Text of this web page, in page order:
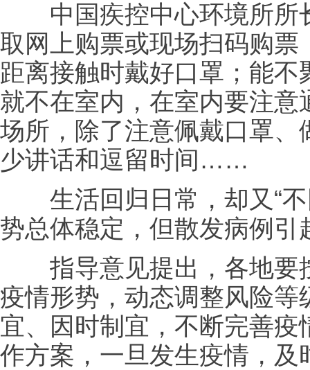
中国疾控中心环境所所
取网上购票或现场扫码购
距离接触时戴好口罩；能
就不在室内，在室内要注
场所，除了注意佩戴口罩
少讲话和逗留时间……
生活回归日常，却又“不
势总体稳定，但散发病例
指导意见提出，各地要
疫情形势，动态调整风险
宜、因时制宜，不断完善
作方案，一旦发生疫情，